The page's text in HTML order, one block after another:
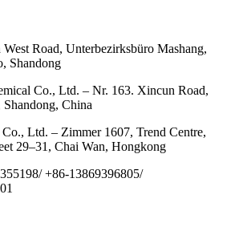
Road, Unterbezirksbüro Mashang,
Shandong
Co., Ltd. – Nr. 163. Xincun Road,
China
Ltd. – Zimmer 1607, Trend Centre,
29–31, Chai Wan, Hongkong
/+86-13869396805/